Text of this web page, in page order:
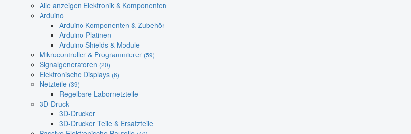
Alle anzeigen Elektronik & Komponenten
Arduino
Arduino Komponenten & Zubehör
Arduino-Platinen
Arduino Shields & Module
Mikrocontroller & Programmierer (59)
Signalgeneratoren (20)
Elektronische Displays (6)
Netzteile (39)
Regelbare Labornetzteile
3D-Druck
3D-Drucker
3D-Drucker Teile & Ersatzteile